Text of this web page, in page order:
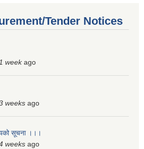
Tender Notices
weekago
weeks ago
सूचना ।।।
weeks ago